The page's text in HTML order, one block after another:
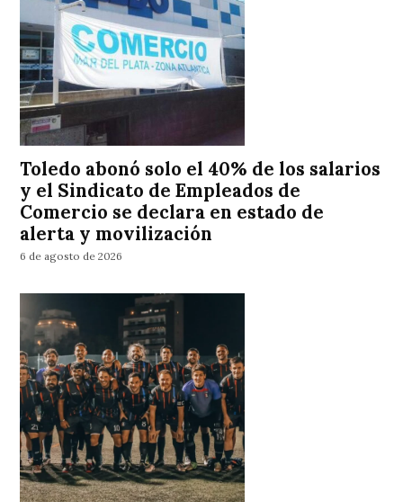
Toledo abonó solo el 40% de los salarios
y el Sindicato de Empleados de
Comercio se declara en estado de
alerta y movilización
6 de agosto de 2026